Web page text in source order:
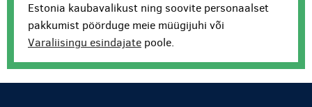
Estonia kaubavalikust ning soovite personaalset
pakkumist pöörduge meie müügijuhi või
Varaliisingu esindajate poole.